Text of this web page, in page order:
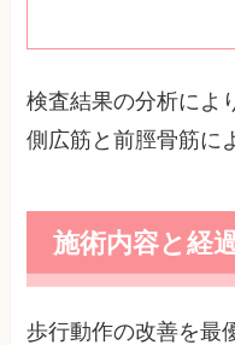
検査結果の分析によ
側広筋と前脛骨筋に
施術内容と経
歩行動作の改善を最